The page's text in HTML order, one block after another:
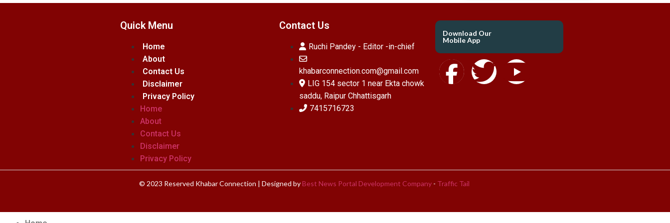
Quick Menu
Home
About
Contact Us
Disclaimer
Privacy Policy
Home
About
Contact Us
Disclaimer
Privacy Policy
Contact Us
Ruchi Pandey - Editor -in-chief
khabarconnection.com@gmail.com
LIG 154 sector 1 near Ekta chowk
saddu, Raipur Chhattisgarh
7415716723
Download Our
Mobile App
© 2023 Reserved Khabar Connection | Designed by Best News Portal Development Company- Traffic Tail